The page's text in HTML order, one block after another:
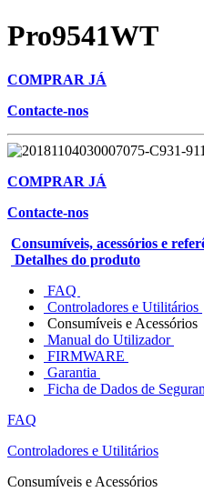
Pro9541WT
COMPRAR JÁ
Contacte-nos
COMPRAR JÁ
Contacte-nos
Consumíveis, acessórios e
Detalhes do produto
FAQ
Controladores e Utilitários
Consumíveis e Acessórios
Manual do Utilizador
FIRMWARE
Garantia
Ficha de Dados de
FAQ
Controladores e Utilitários
Consumíveis e Acessórios